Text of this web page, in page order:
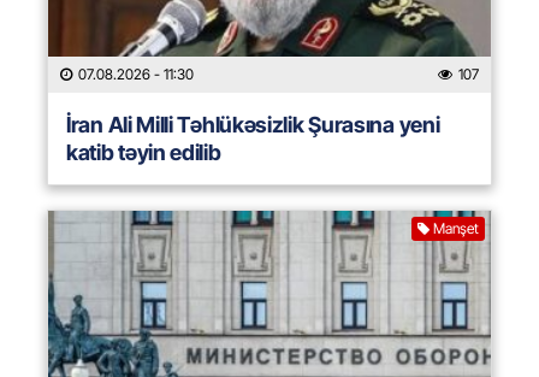
07.08.2026 - 11:30 107
İran Ali Milli Təhlükəsizlik Şurasına yeni
katib təyin edilib
Manşet